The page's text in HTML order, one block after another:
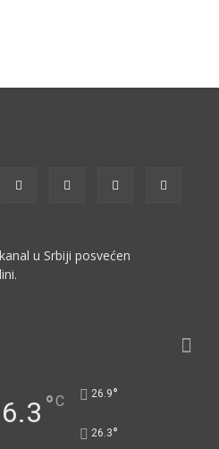
u Srbiji posvećen
°C 26.9°
26.3°